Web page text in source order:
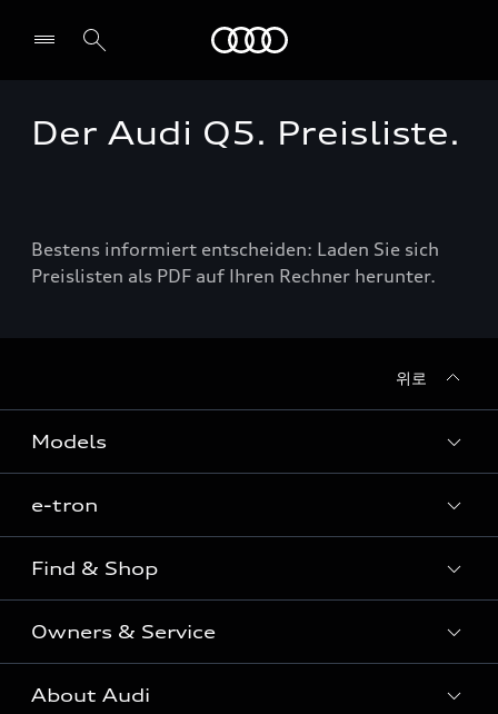
전시장/AS센터 찾기
Der Audi Q5. Preisliste.
Bestens informiert entscheiden: Laden Sie sich
Preislisten als PDF auf Ihren Rechner herunter.
위로
Models
Sedan
SUV
Coupe
S range
e-tron
e-tron
Find & Shop
전시장/AAP 전시장/AS센터
아우디 신차 재고
Owners & Service
고객안내
About Audi